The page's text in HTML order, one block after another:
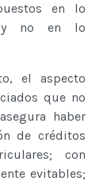
en lo
y no en lo
el aspecto
que no
haber
de créditos
con
evitables;